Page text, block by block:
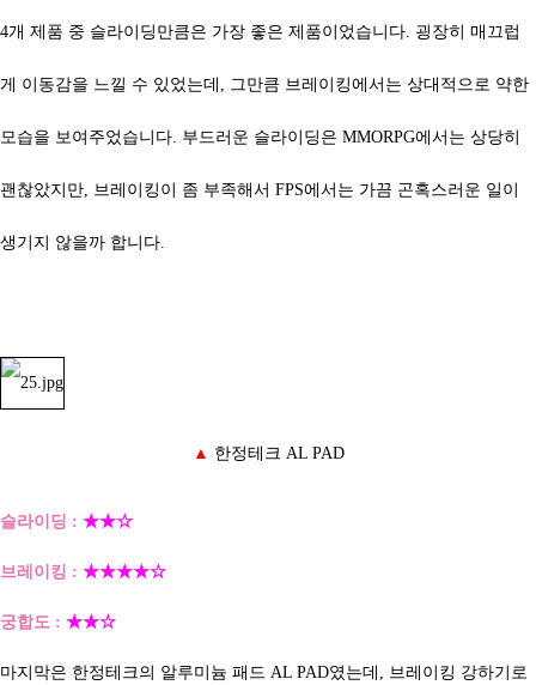
4개 제품 중 슬라이딩만큼은 가장 좋은 제품이었습니다. 굉장히 매끄럽
게 이동감을 느낄 수 있었는데, 그만큼 브레이킹에서는 상대적으로 약한
모습을 보여주었습니다. 부드러운 슬라이딩은 MMORPG에서는 상당히
괜찮았지만, 브레이킹이 좀 부족해서 FPS에서는 가끔 곤혹스러운 일이
생기지 않을까 합니다.
▲ 한정테크 AL PAD
슬라이딩 : ★★☆
브레이킹 : ★★★★☆
궁합도 : ★★☆
마지막은 한정테크의 알루미늄 패드 AL PAD였는데, 브레이킹 강하기로